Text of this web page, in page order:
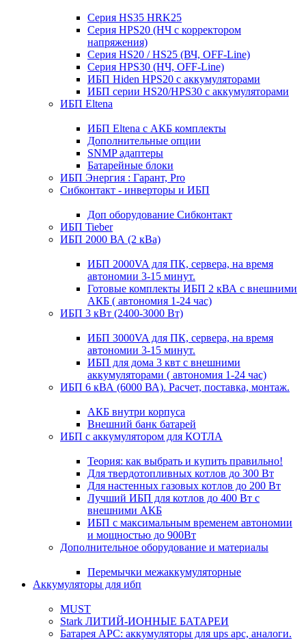
Серия HS35 HRK25
Серия HPS20 (НЧ с корректором
напряжения)
Серия HS20 / HS25 (ВЧ, OFF-Line)
Серия HPS30 (НЧ, OFF-Line)
ИБП Hiden HPS20 с аккумуляторами
ИБП серии HS20/HPS30 с аккумуляторами
ИБП Eltena
ИБП Eltena с АКБ комплекты
Дополнительные опции
SNMP адаптеры
Батарейные блоки
ИБП Энергия : Гарант, Pro
Сибконтакт - инверторы и ИБП
Доп оборудование Сибконтакт
ИБП Tieber
ИБП 2000 ВА (2 кВа)
ИБП 2000VA для ПК, сервера, на время
автономии 3-15 минут.
Готовые комплекты ИБП 2 кВА с внешними
АКБ ( автономия 1-24 час)
ИБП 3 кВт (2400-3000 Вт)
ИБП 3000VA для ПК, сервера, на время
автономии 3-15 минут.
ИБП для дома 3 квт с внешними
аккумуляторами ( автономия 1-24 час)
ИБП 6 кВА (6000 ВА). Расчет, поставка, монтаж.
АКБ внутри корпуса
Внешний банк батарей
ИБП с аккумулятором для КОТЛА
Теория: как выбрать и купить правильно!
Для твердотопливных котлов до 300 Вт
Для настенных газовых котлов до 200 Вт
Лучший ИБП для котлов до 400 Вт с
внешними АКБ
ИБП с максимальным временем автономии
и мощностью до 900Вт
Дополнительное оборудование и материалы
Перемычки межаккумуляторные
Аккумуляторы для ибп
MUST
Stark ЛИТИЙ-ИОННЫЕ БАТАРЕИ
Батарея APC: аккумуляторы для ups apc, аналоги.